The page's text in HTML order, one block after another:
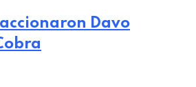
Davo